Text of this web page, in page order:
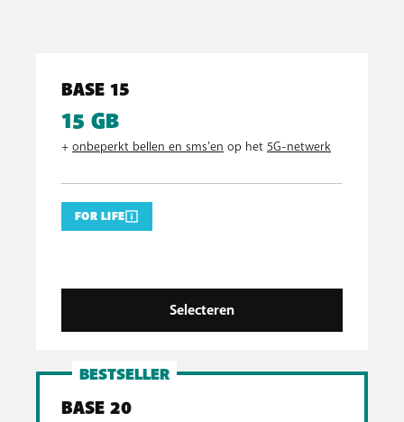
BASE 15
15 GB
+ onbeperkt bellen en sms'en op het 5G-netwerk
FOR LIFE
Selecteren
BESTSELLER
BASE 20